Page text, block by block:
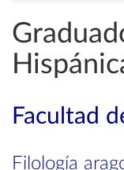
Facultad
Filología